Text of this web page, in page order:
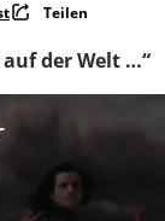
Teilen
der Welt …“